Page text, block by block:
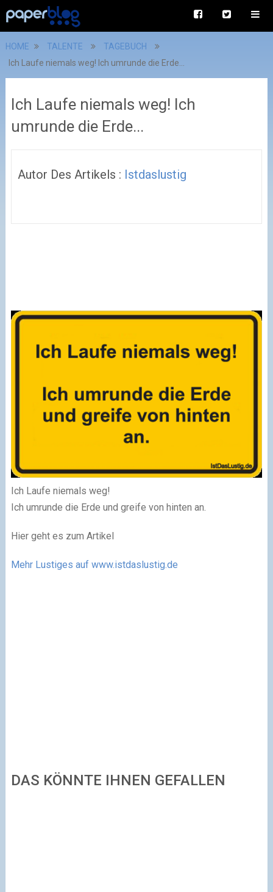
HOME TALENTE
TAGEBUCH
Ich Laufe niemals weg! Ich umrunde die Erde...
Ich Laufe niemals weg! Ich
umrunde die Erde...
Autor Des Artikels : Istdaslustig
Ich Laufe niemals weg!
Ich umrunde die Erde und greife von hinten an.
Hier geht es zum Artikel
Mehr Lustiges auf www.istdaslustig.de
DAS KÖNNTE IHNEN GEFALLEN